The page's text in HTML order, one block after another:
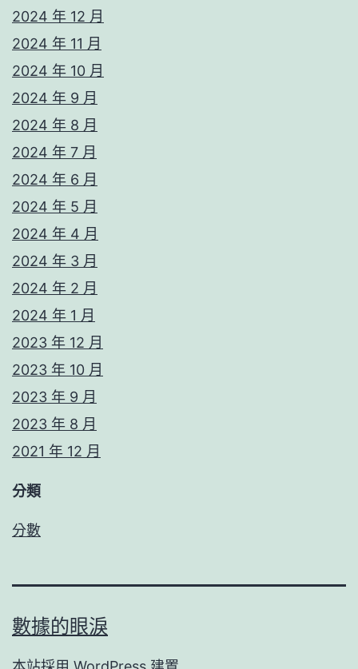
2024 年 12 月
2024 年 11 月
2024 年 10 月
2024 年 9 月
2024 年 8 月
2024 年 7 月
2024 年 6 月
2024 年 5 月
2024 年 4 月
2024 年 3 月
2024 年 2 月
2024 年 1 月
2023 年 12 月
2023 年 10 月
2023 年 9 月
2023 年 8 月
2021 年 12 月
分類
分數
數據的眼淚